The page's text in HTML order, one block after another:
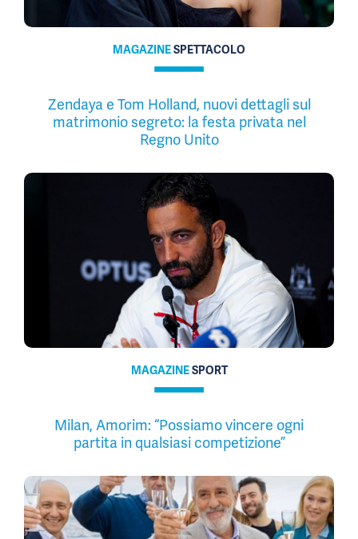
MAGAZINESPETTACOLO
Zendaya e Tom Holland, nuovi dettagli sul
matrimonio segreto: la festa privata nel
Regno Unito
MAGAZINESPORT
Milan, Amorim: “Possiamo vincere ogni
partita in qualsiasi competizione”